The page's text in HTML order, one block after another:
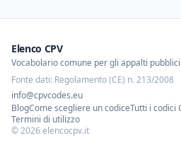
Elenco CPV
Vocabolario comune per gli appalti pubblici
Fonte dati: Regolamento (CE) n. 213/2008
info@cpvcodes.eu
BlogCome scegliere un codiceTutti i codici
Termini di utilizzo
©2026elencocpv.it